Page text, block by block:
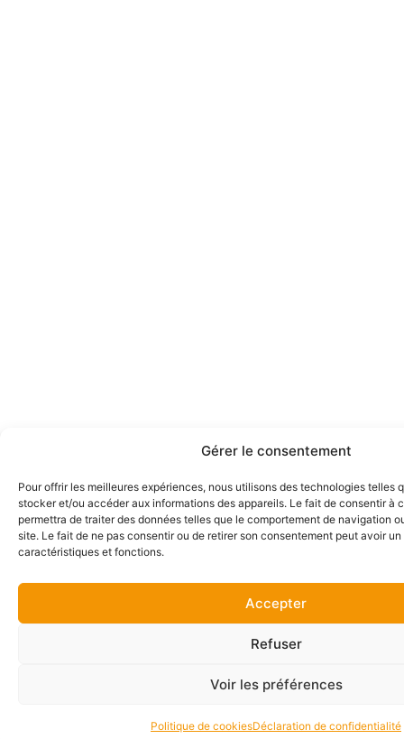
Gérer le consentement
Pour offrir les meilleures expériences, nous utilisons des technologies telles
stocker et/ou accéder aux informations des appareils. Le fait de consentir à
permettra de traiter des données telles que le comportement de navigation
site. Le fait de ne pas consentir ou de retirer son consentement peut avoir
caractéristiques et fonctions.
Accepter
Refuser
Voir les préférences
Politique de cookiesDéclaration de confidentialité